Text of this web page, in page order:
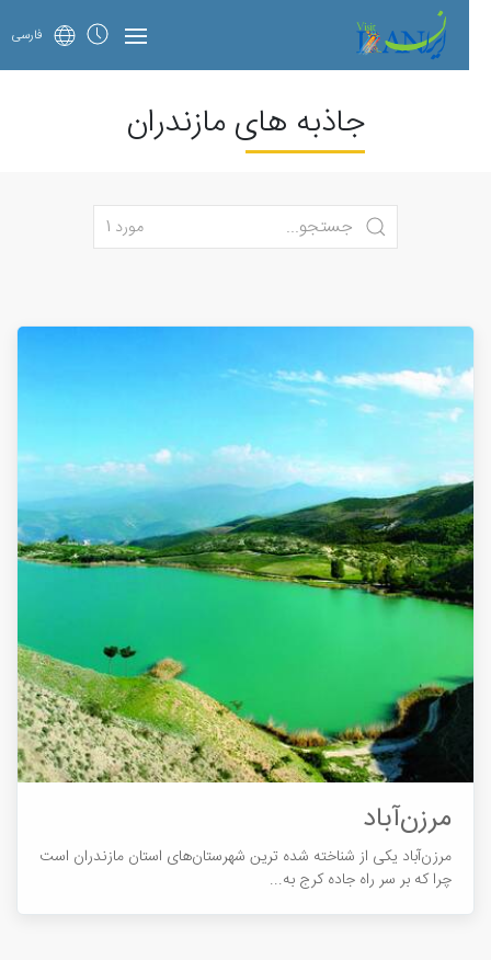
فارسی
جاذبه های مازندران
مورد 1
مرزن‌آباد
مرزن‌آباد یکی از شناخته‌ شده ترین شهرستان‌های استان مازندران است
چرا که بر سر راه جاده کرج به...